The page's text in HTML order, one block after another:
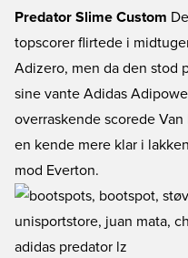
Predator Slime Custom
topscorer flirtede i
Adizero, men da den stod
sine vante Adidas
overraskende scorede
en kende mere klar i
mod Everton.